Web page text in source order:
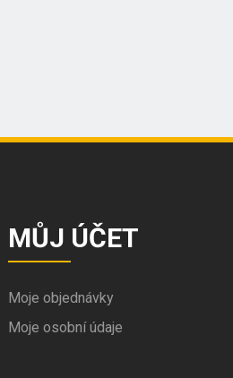
MŮJ ÚČET
Moje objednávky
Moje osobní údaje